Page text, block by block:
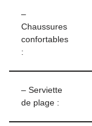
–
Chaussures
confortables
:
– Serviette
de plage :